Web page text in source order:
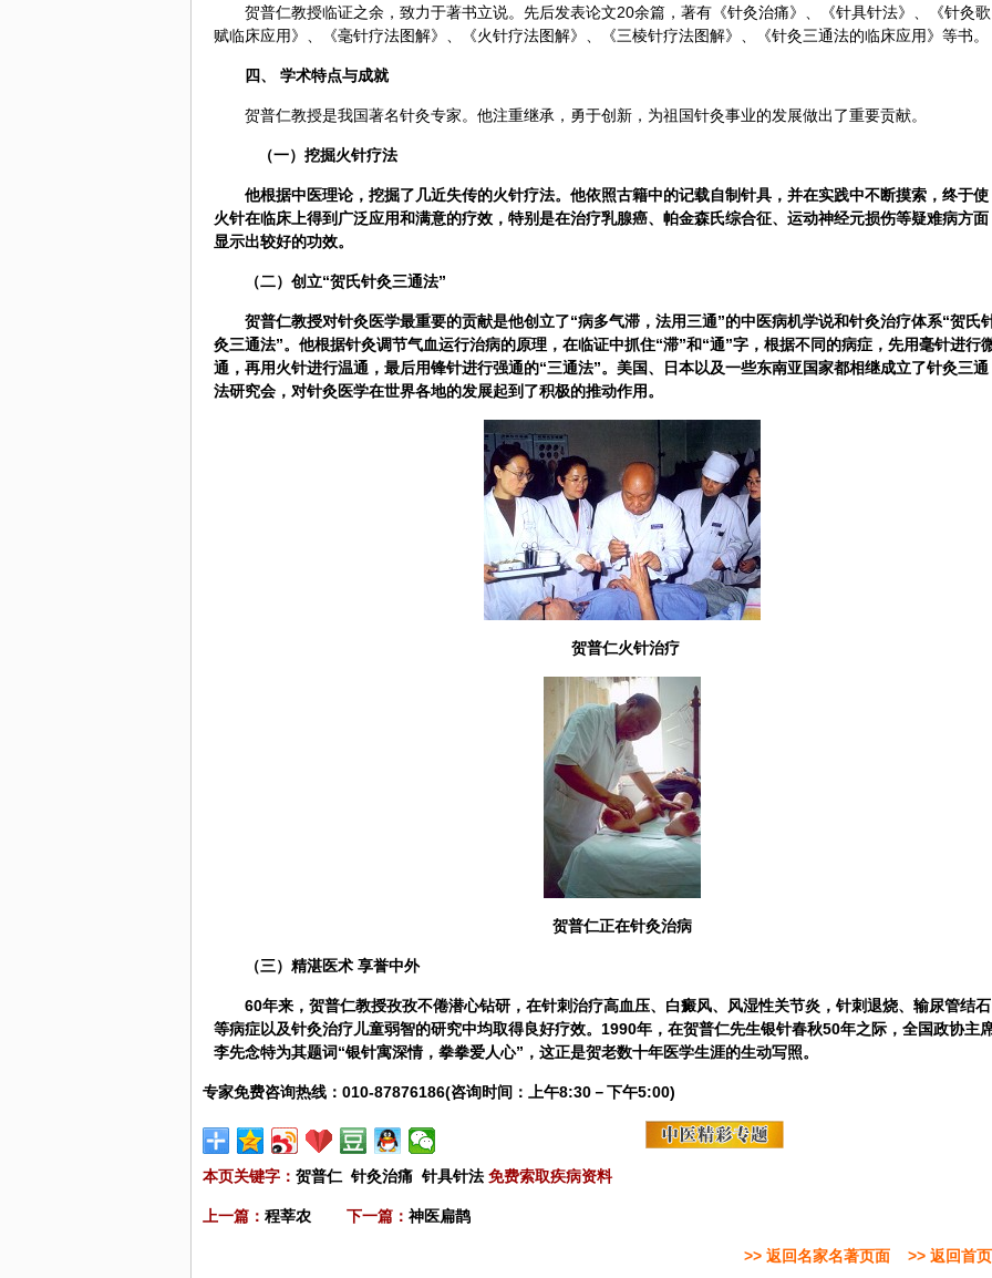
贺普仁教授临证之余，致力于著书立说。先后发表论文20余篇，著有《针灸治痛》、《针具针法》、《针灸歌
赋临床应用》、《毫针疗法图解》、《火针疗法图解》、《三棱针疗法图解》、《针灸三通法的临床应用》等书。
四、 学术特点与成就
贺普仁教授是我国著名针灸专家。他注重继承，勇于创新，为祖国针灸事业的发展做出了重要贡献。
（一）挖掘火针疗法
他根据中医理论，挖掘了几近失传的火针疗法。他依照古籍中的记载自制针具，并在实践中不断摸索，终于使
火针在临床上得到广泛应用和满意的疗效，特别是在治疗乳腺癌、帕金森氏综合征、运动神经元损伤等疑难病方面
显示出较好的功效。
（二）创立“贺氏针灸三通法”
贺普仁教授对针灸医学最重要的贡献是他创立了“病多气滞，法用三通”的中医病机学说和针灸治疗体系“贺氏
灸三通法”。他根据针灸调节气血运行治病的原理，在临证中抓住“滞”和“通”字，根据不同的病症，先用毫针进行
通，再用火针进行温通，最后用锋针进行强通的“三通法”。美国、日本以及一些东南亚国家都相继成立了针灸三通
法研究会，对针灸医学在世界各地的发展起到了积极的推动作用。
贺普仁火针治疗
贺普仁正在针灸治病
（三）精湛医术 享誉中外
60年来，贺普仁教授孜孜不倦潜心钻研，在针刺治疗高血压、白癜风、风湿性关节炎，针刺退烧、输尿管结石
等病症以及针灸治疗儿童弱智的研究中均取得良好疗效。1990年，在贺普仁先生银针春秋50年之际，全国政协主
李先念特为其题词“银针寓深情，拳拳爱人心”，这正是贺老数十年医学生涯的生动写照。
专家免费咨询热线：010-87876186(咨询时间：上午8:30－下午5:00)
本页关键字： 贺普仁 针灸治痛 针具针法 免费索取疾病资料
上一篇： 程莘农 下一篇： 神医扁鹊
>> 返回名家名著页面 >> 返回首页